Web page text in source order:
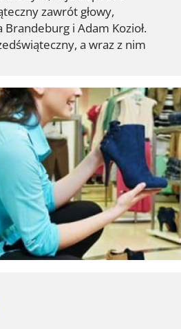
zawrót głowy,
i Adam Kozioł.
a wraz z nim